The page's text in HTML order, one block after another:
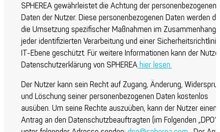
SPHEREA gewährleistet die Achtung der personenbezogenen
Daten der Nutzer. Diese personenbezogenen Daten werden
die Umsetzung spezifischer Maßnahmen im Zusammenhang
jeder identifizierten Verarbeitung und einer
IT-Ebene geschützt. Für weitere Informationen kann der
Datenschutzerklärung von SPHEREA hier lesen.
Der Nutzer kann sein Recht auf Zugang, Änderung,
und Löschung seiner personenbezogenen Daten kostenlos
ausüben. Um seine Rechte auszuüben, kann der Nutzer einen
Antrag an den Datenschutzbeauftragten (im Folgenden „DPO“)